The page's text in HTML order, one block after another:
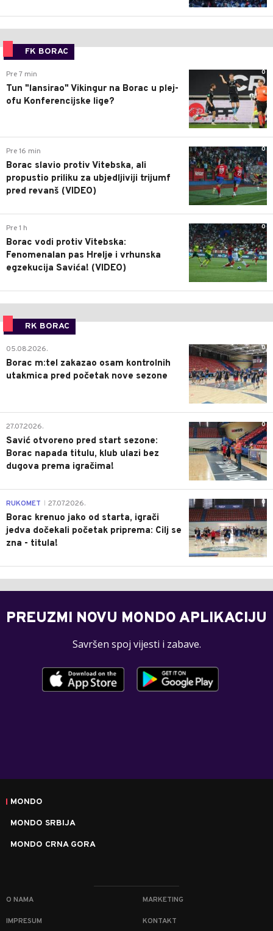
FK BORAC
0
Pre 7 min
Tun "lansirao" Vikingur na Borac u plej-
ofu Konferencijske lige?
0
Pre 16 min
Borac slavio protiv Vitebska, ali
propustio priliku za ubjedljiviji trijumf
pred revanš (VIDEO)
0
Pre 1 h
Borac vodi protiv Vitebska:
Fenomenalan pas Hrelje i vrhunska
egzekucija Savića! (VIDEO)
RK BORAC
0
05.08.2026.
Borac m:tel zakazao osam kontrolnih
utakmica pred početak nove sezone
0
27.07.2026.
Savić otvoreno pred start sezone:
Borac napada titulu, klub ulazi bez
dugova prema igračima!
0
RUKOMET 27.07.2026.
Borac krenuo jako od starta, igrači
jedva dočekali početak priprema: Cilj se
zna - titula!
PREUZMI NOVU MONDO APLIKACIJU
Savršen spoj vijesti i zabave.
MONDO
MONDO SRBIJA
MONDO CRNA GORA
O NAMA MARKETING
IMPRESUM KONTAKT